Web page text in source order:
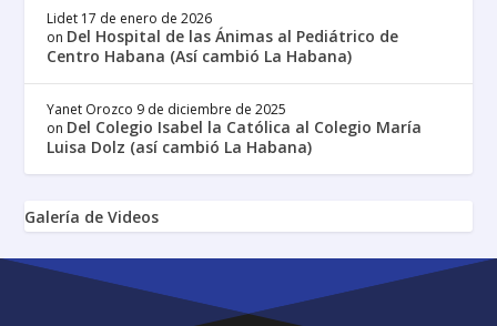
Lidet 17 de enero de 2026
on Del Hospital de las Ánimas al Pediátrico de
Centro Habana (Así cambió La Habana)
Yanet Orozco 9 de diciembre de 2025
on Del Colegio Isabel la Católica al Colegio María
Luisa Dolz (así cambió La Habana)
Galería de Videos